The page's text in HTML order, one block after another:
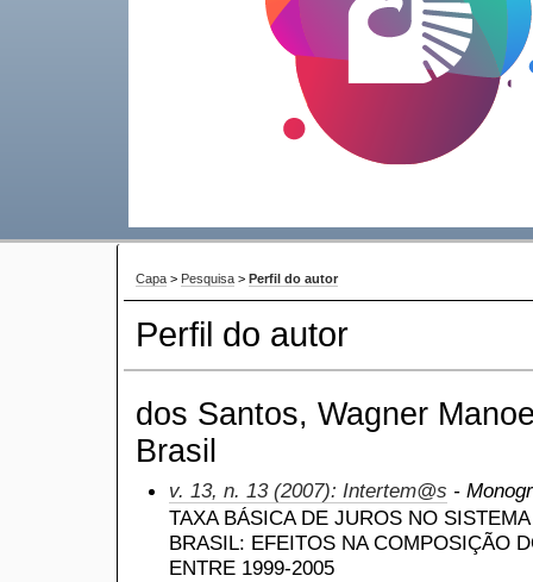
Capa > Pesquisa > Perfil do autor
Perfil do autor
dos Santos, Wagner
Brasil
v. 13, n. 13 (2007): Intertem@s -
TAXA BÁSICA DE JUROS NO
BRASIL: EFEITOS NA COMPOSIÇÃO
ENTRE 1999-2005